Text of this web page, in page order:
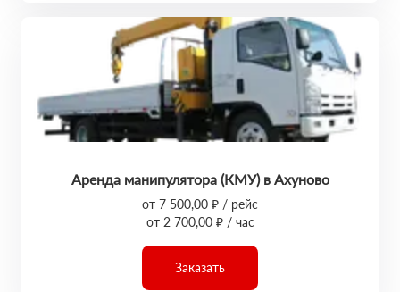
Аренда манипулятора (КМУ) в Ахуново
от 7 500,00 ₽ / рейс
от 2 700,00 ₽ / час
Заказать